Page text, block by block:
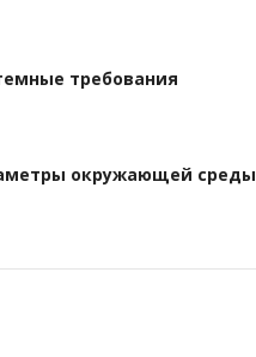
требования
окружающей среды